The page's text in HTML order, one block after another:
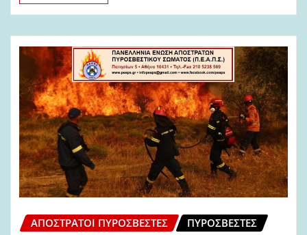
ΑΠΌΣΤΡΑΤΟΙ ΠΥΡΟΣΒΈΣΤΕΣ ΠΥΡΟΣΒΈΣΤΕΣ